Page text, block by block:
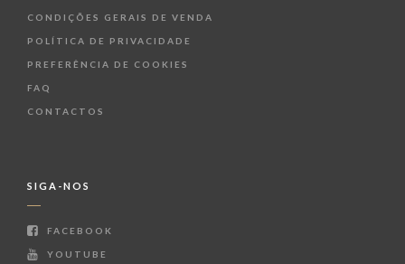
CONDIÇÕES GERAIS DE VENDA
POLÍTICA DE PRIVACIDADE
PREFERÊNCIA DE COOKIES
FAQ
CONTACTOS
SIGA-NOS
FACEBOOK
YOUTUBE